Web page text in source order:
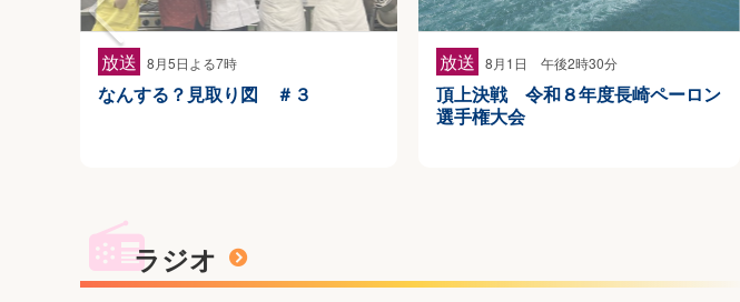
放送 8月5日よる7時
なんする？見取り図 ＃３
放送 8月1日 午後2時30分
頂上決戦 令和８年度長崎ペーロン
選手権大会
ラジオ